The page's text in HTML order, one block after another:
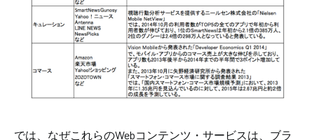
では、なぜこれらのWebコンテンツ・サービスは、ブラ